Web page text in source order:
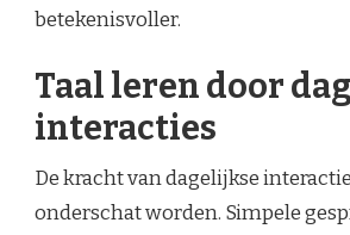
betekenisvoller.
Taal leren door
interacties
De kracht van dagelijkse
onderschat worden. Simpele